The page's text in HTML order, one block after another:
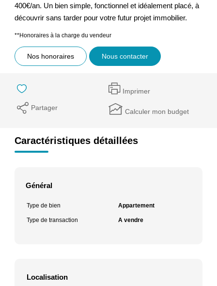
400€/an. Un bien simple, fonctionnel et idéalement placé, à
découvrir sans tarder pour votre futur projet immobilier.
**Honoraires à la charge du vendeur
Nos honoraires Nous contacter
Imprimer
Partager Calculer mon budget
Caractéristiques détaillées
Général
Type de bien Appartement
Type de transaction A vendre
Localisation